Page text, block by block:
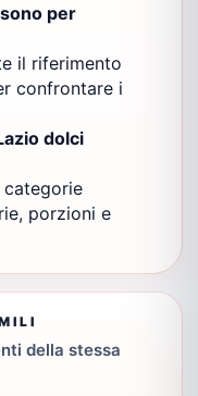
per
il riferimento
confrontare i
dolci
categorie
porzioni e
della stessa